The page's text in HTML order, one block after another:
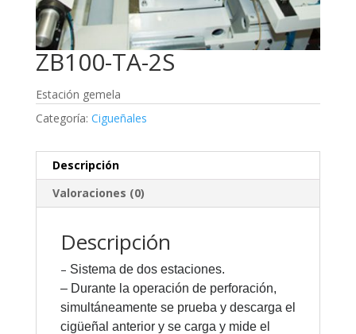
ZB100-TA-2S
Estación gemela
Categoría: Cigueñales
Descripción
Valoraciones (0)
Descripción
– Sistema de dos estaciones.
– Durante la operación de perforación,
simultáneamente se prueba y descarga el
cigüeñal anterior y se carga y mide el